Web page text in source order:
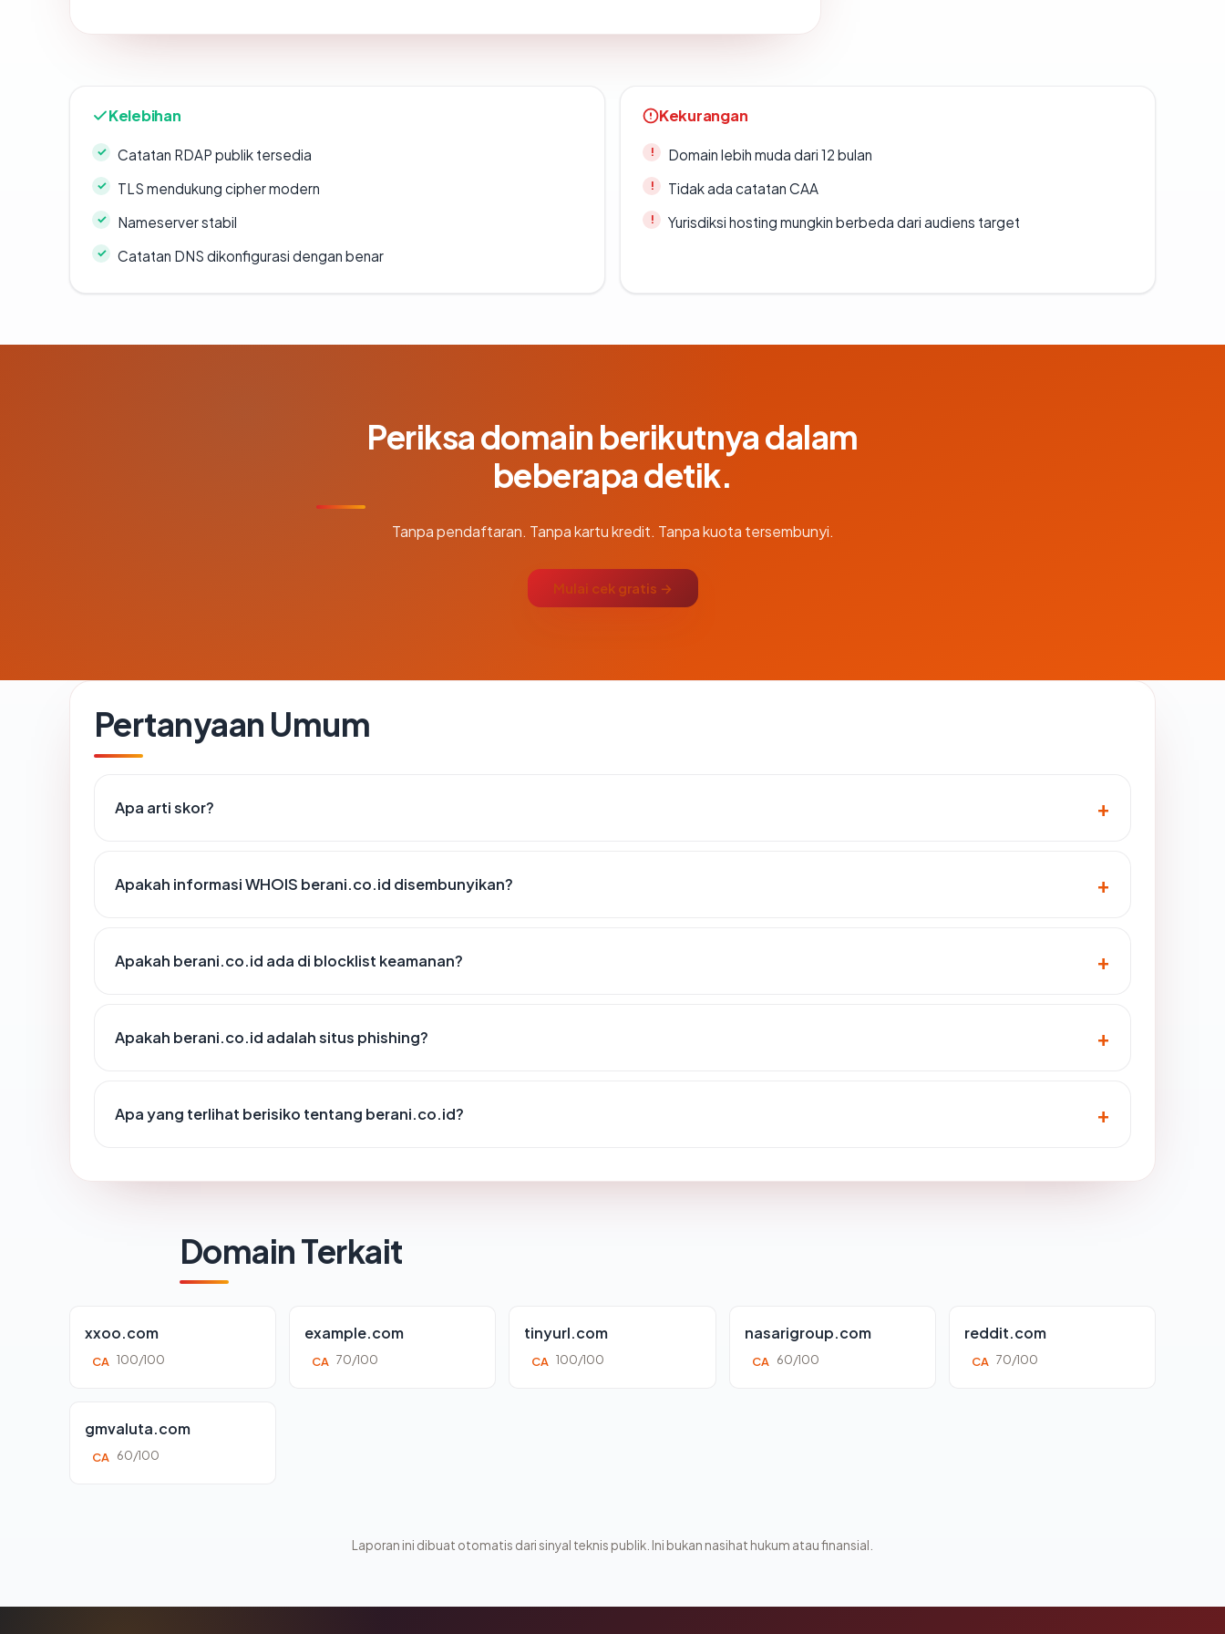
Kelebihan
Catatan RDAP publik tersedia
TLS mendukung cipher modern
Nameserver stabil
Catatan DNS dikonfigurasi dengan benar
Kekurangan
Domain lebih muda dari 12 bulan
Tidak ada catatan CAA
Yurisdiksi hosting mungkin berbeda dari audiens target
Periksa domain berikutnya dalam
beberapa detik.
Tanpa pendaftaran. Tanpa kartu kredit. Tanpa kuota tersembunyi.
Mulai cek gratis →
Pertanyaan Umum
Apa arti skor?
Apakah informasi WHOIS berani.co.id disembunyikan?
Apakah berani.co.id ada di blocklist keamanan?
Apakah berani.co.id adalah situs phishing?
Apa yang terlihat berisiko tentang berani.co.id?
Domain Terkait
xxoo.com
CA 100/100
example.com
CA 70/100
tinyurl.com
CA 100/100
nasarigroup.com
CA 60/100
reddit.com
CA 70/100
gmvaluta.com
CA 60/100
Laporan ini dibuat otomatis dari sinyal teknis publik. Ini bukan nasihat hukum atau finansial.